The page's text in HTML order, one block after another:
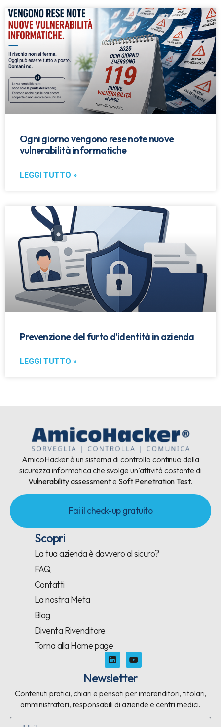
Ogni giorno vengono rese note nuove
vulnerabilità informatiche
LEGGI TUTTO »
Prevenzione del furto d’identità in azienda
LEGGI TUTTO »
AmicoHacker è un sistema di controllo continuo della
sicurezza informatica che svolge un’attività costante di
Vulnerability assessmente Soft Penetration Test.
Fai il check-up gratuito
Scopri
La tua azienda è davvero al sicuro?
FAQ
Contatti
La nostra Meta
Blog
Diventa Rivenditore
Torna alla Home page
Newsletter
Contenuti pratici, chiari e pensati per imprenditori, titolari,
amministratori, responsabili di aziende e centri medici.